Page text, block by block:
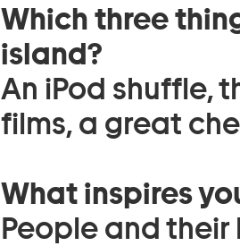
Which three
island?
An iPod shuffle,
films, a great
What inspires
People and